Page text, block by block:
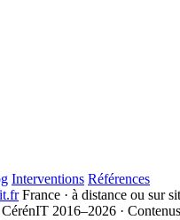
Interventions Références
France · à distance ou sur
2016–2026 ·